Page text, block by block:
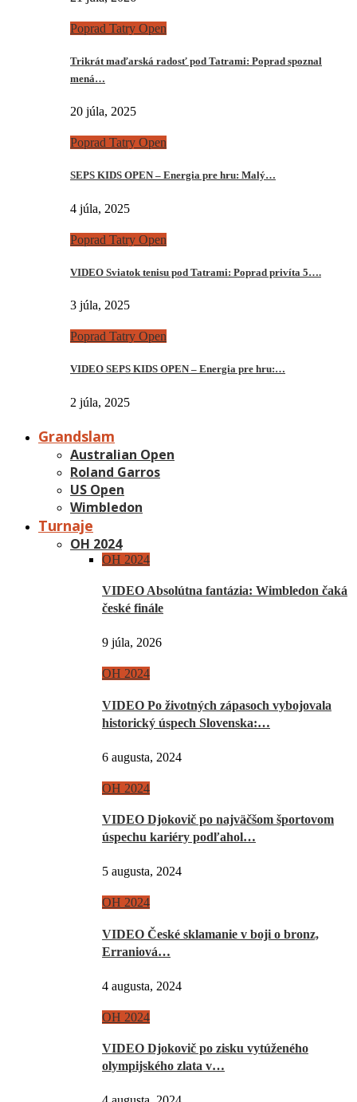
Poprad Tatry Open
Trikrát maďarská radosť pod Tatrami: Poprad spoznal
mená…
20 júla, 2025
Poprad Tatry Open
SEPS KIDS OPEN – Energia pre hru: Malý…
4 júla, 2025
Poprad Tatry Open
VIDEO Sviatok tenisu pod Tatrami: Poprad privíta 5….
3 júla, 2025
Poprad Tatry Open
VIDEO SEPS KIDS OPEN – Energia pre hru:…
2 júla, 2025
Grandslam
Australian Open
Roland Garros
US Open
Wimbledon
Turnaje
OH 2024
OH 2024
VIDEO Absolútna fantázia: Wimbledon čaká
české finále
9 júla, 2026
OH 2024
VIDEO Po životných zápasoch vybojovala
historický úspech Slovenska:…
6 augusta, 2024
OH 2024
VIDEO Djokovič po najväčšom športovom
úspechu kariéry podľahol…
5 augusta, 2024
OH 2024
VIDEO České sklamanie v boji o bronz,
Erraniová…
4 augusta, 2024
OH 2024
VIDEO Djokovič po zisku vytúženého
olympijského zlata v…